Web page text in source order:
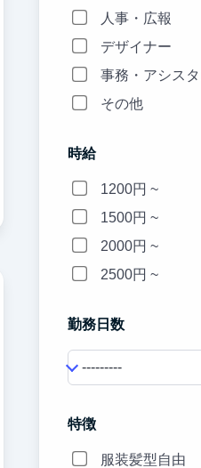
人事・広報
デザイナー
事務・アシスタ
その他
時給
1200円 ~
1500円 ~
2000円 ~
2500円 ~
勤務日数
特徴
服装髪型自由